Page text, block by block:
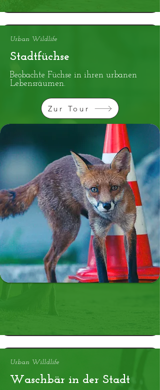
Urban Wildlife
Stadtfüchse
Beobachte Füchse in ihren urbanen
Lebensräumen.
Zur Tour
Urban Willdlife
Waschbär in der Stadt